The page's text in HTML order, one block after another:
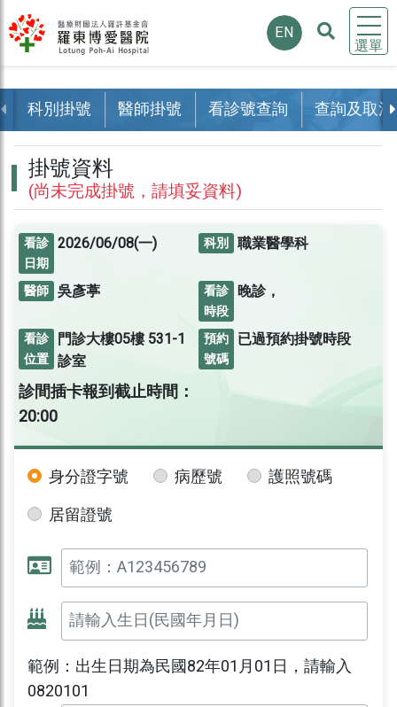
選單
EN
科別掛號 醫師掛號 看診號查詢 查詢及取消
掛號資料
(尚未完成掛號，請填妥資料)
看診
日期
2026/06/08(一) 科別 職業醫學科
醫師 吳彥葶
看診
時段
晚診，
看診
位置
門診大樓05樓 531-1
診室
預約
號碼
已過預約掛號時段
診間插卡報到截止時間：
20:00
身分證字號 病歷號
護照號碼
居留證號
範例：出生日期為民國82年01月01日，請輸入
0820101